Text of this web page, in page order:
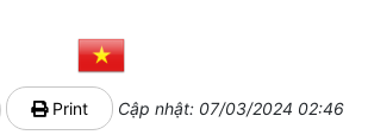
Print Cập nhật: 07/03/2024 02:46